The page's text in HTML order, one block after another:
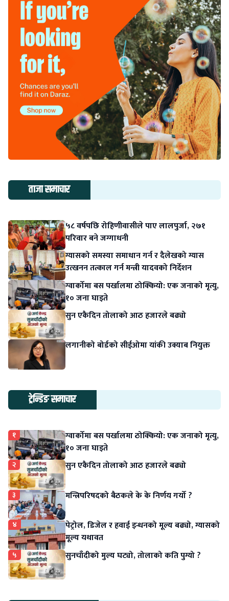
ताजा समाचार
५८ वर्षपछि रोहिणीवासीले पाए लालपुर्जा, २७१
परिवार बने जग्गाधनी
ग्यासको समस्या समाधान गर्न र दैलेखको ग्यास
उत्खनन तत्काल गर्न मन्त्री यादवको निर्देशन
ग्वार्कोमा बस पर्खालमा ठोक्कियो: एक जनाको मृत्यु,
१० जना घाइते
सुन एकैदिन तोलाको आठ हजारले बढ्यो
लगानीको बोर्डको सीईओमा यांकी उक्याब नियुक्त
ट्रेन्डिङ समाचार
१
ग्वार्कोमा बस पर्खालमा ठोक्कियो: एक जनाको मृत्यु,
१० जना घाइते
२ सुन एकैदिन तोलाको आठ हजारले बढ्यो
३ मन्त्रिपरिषदको बैठकले के के निर्णय गर्यो ?
४
पेट्रोल, डिजेल र हवाई इन्धनको मूल्य बढ्यो, ग्यासको
मूल्य यथावत
५ सुनचाँदीको मुल्य घट्यो, तोलाको कति पुग्यो ?